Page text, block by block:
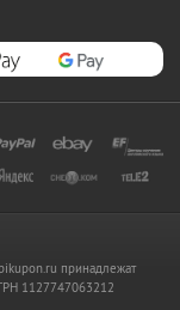
принадлежат
1127747063212